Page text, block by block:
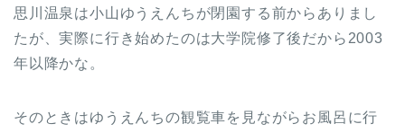
思川温泉は小山ゆうえんちが閉園する前からありまし
たが、実際に行き始めたのは大学院修了後だから2003
年以降かな。
そのときはゆうえんちの観覧車を見ながらお風呂に行